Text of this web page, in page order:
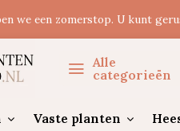
we een zomerstop. U kunt
Alle
categorieën
Vaste planten